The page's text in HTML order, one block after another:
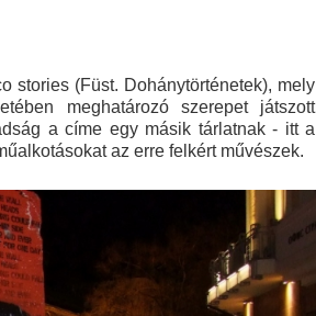
stories (Füst. Dohánytörténetek), mely
meghatározó szerepet játszott
a címe egy másik tárlatnak - itt a
az erre felkért művészek.